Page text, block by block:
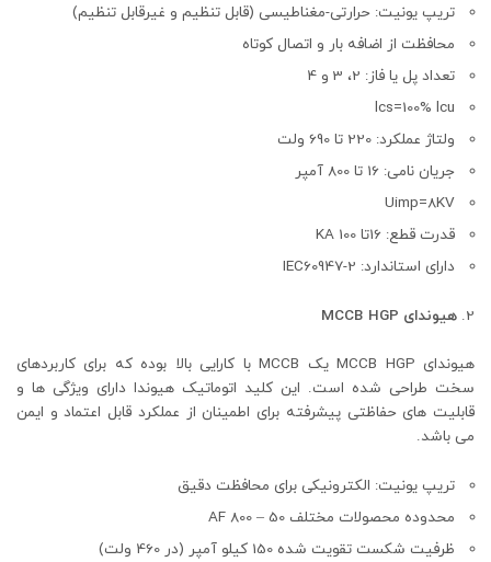
تریپ یونیت: حرارتی-مغناطیسی (قابل تنظیم و غیرقابل تنظیم)
محافظت از اضافه بار و اتصال کوتاه
تعداد پل یا فاز: 2، 3 و 4
lcs=100% lcu
ولتاژ عملکرد: 220 تا 690 ولت
جریان نامی: 16 تا 800 آمپر
Uimp=8KV
قدرت قطع: 16تا 100 KA
دارای استاندارد: IEC60947-2
هیوندای MCCB HGP
هیوندای MCCB HGP یک MCCB با کارایی بالا بوده که برای کاربردهای
سخت طراحی شده است. این کلید اتوماتیک هیوندا دارای ویژگی ها و
قابلیت های حفاظتی پیشرفته برای اطمینان از عملکرد قابل اعتماد و ایمن
می باشد.
تریپ یونیت: الکترونیکی برای محافظت دقیق
محدوده محصولات مختلف 50 – 800 AF
ظرفیت شکست تقویت شده 150 کیلو آمپر (در 460 ولت)